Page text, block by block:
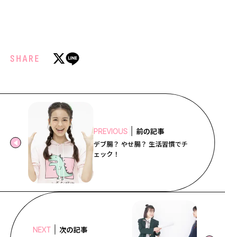
SHARE
PREVIOUS 前の記事
デブ腸？ やせ腸？ 生活習慣でチ
ェック！
NEXT 次の記事